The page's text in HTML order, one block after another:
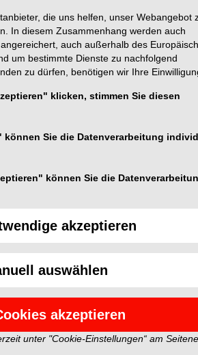
Vita
die uns helfen, unser Webangebot
In diesem Zusammenhang werden auch
auch außerhalb des
um bestimmte Dienste zu nachfolgend
zu dürfen, benötigen wir Ihre
klicken, stimmen Sie diesen
können Sie die Datenverarbeitung
können Sie die
akzeptieren
auswählen
akzeptieren
unter "Cookie-Einstellungen“ am